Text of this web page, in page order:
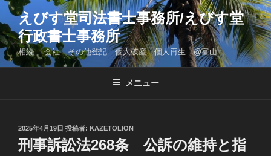
コ
ン
テ
ン
ツ
えびす堂司法書士事務所/えびす堂
行政書士事務所
相続 会社 その他登記 個人破産 個人再生 @富山
メニュー
投
稿
日:
2025年4月19日 投稿者: KAZETOLION
刑事訴訟法268条 公訴の維持と指